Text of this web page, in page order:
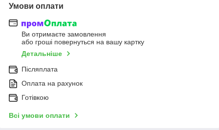
Умови оплати
Ви отримаєте замовлення
або гроші повернуться на вашу картку
Детальніше
Післяплата
Оплата на рахунок
Готівкою
Всі умови оплати